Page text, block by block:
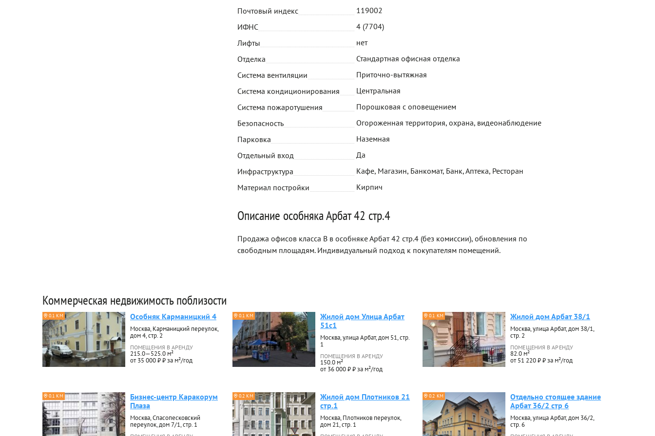
Почтовый индекс
119002
ИФНС
4 (7704)
Лифты
нет
Отделка
Стандартная офисная отделка
Система вентиляции
Приточно-вытяжная
Система кондиционирования
Центральная
Система пожаротушения
Порошковая с оповещением
Безопасность
Огороженная территория, охрана, видеонаблюдение
Парковка
Наземная
Отдельный вход
Да
Инфраструктура
Кафе, Магазин, Банкомат, Банк, Аптека, Ресторан
Материал постройки
Кирпич
Описание особняка Арбат 42 стр.4
Продажа офисов класса B в особняке Арбат 42 стр.4 (без комиссии), обновления по
свободным площадям. Индивидуальный подход к покупателям помещений.
Коммерческая недвижимость поблизости
0.1 КМ Особняк Карманицкий 4
Москва, Карманицкий переулок,
дом 4, стр. 2
ПОМЕЩЕНИЯ В АРЕНДУ
215.0—525.0 м²
от 35 000 ₽ ₽ за м²/год
0.1 КМ
Жилой дом Улица Арбат
51с1
Москва, улица Арбат, дом 51, стр.
1
ПОМЕЩЕНИЯ В АРЕНДУ
150.0 м²
от 36 000 ₽ ₽ за м²/год
0.1 КМ Жилой дом Арбат 38/1
Москва, улица Арбат, дом 38/1,
стр. 2
ПОМЕЩЕНИЯ В АРЕНДУ
82.0 м²
от 51 220 ₽ ₽ за м²/год
0.1 КМ
Бизнес-центр Каракорум
Плаза
Москва, Спасопесковский
переулок, дом 7/1, стр. 1
0.2 КМ
Жилой дом Плотников 21
стр.1
Москва, Плотников переулок,
дом 21, стр. 1
0.2 КМ
Отдельно стоящее здание
Арбат 36/2 стр 6
Москва, улица Арбат, дом 36/2,
стр. 6